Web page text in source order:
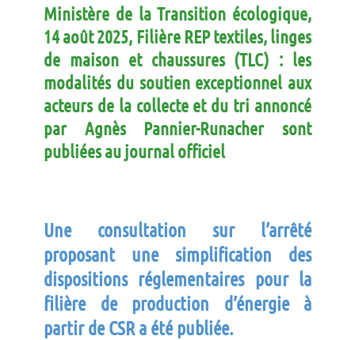
Ministère de la Transition écologique,
14 août 2025, Filière REP textiles, linges
de maison et chaussures (TLC) : les
modalités du soutien exceptionnel aux
acteurs de la collecte et du tri annoncé
par Agnès Pannier-Runacher sont
publiées au journal officiel
Une consultation sur l’arrêté
proposant une simplification des
dispositions réglementaires pour la
filière de production d’énergie à
partir de CSR a été publiée.